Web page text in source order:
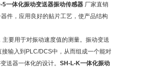
5一体化振动变送器振动传感器 厂家直销
件，应用良好的贴片工艺，使产品结构
要用于对振动速度值的测量。振动变送
输入到PLC/DCS中，从而组成一个能对
送器一体化的设计。 SH-L-K一体化振动